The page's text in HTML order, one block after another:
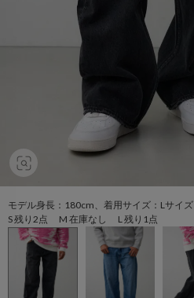
モデル身長：180cm、着用サイズ：Lサイズ
S 残り2点 M 在庫なし L 残り1点